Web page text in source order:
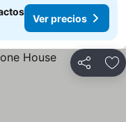
Ver precios
Compartir